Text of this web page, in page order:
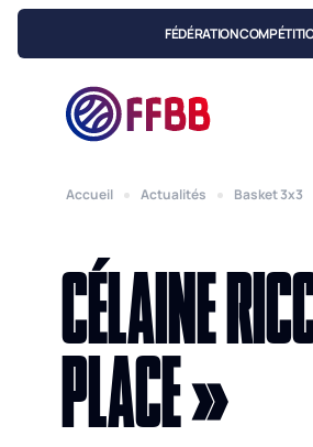
FÉDÉRATION
Accueil Actualités Basket 3x3
CÉLAINE
PLACE »